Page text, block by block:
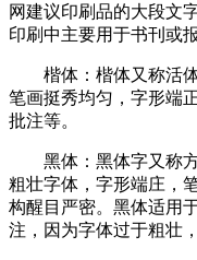
网建议印刷品的大段文
印刷中主要用于书刊或
楷体：楷体又称活体
笔画挺秀均匀，字形端
批注等。
黑体：黑体字又称方
粗壮字体，字形端庄，
构醒目严密。黑体适用
注，因为字体过于粗壮